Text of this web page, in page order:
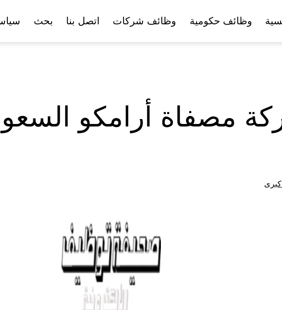
وظائف حكومية وظائف شركات اتصل بنا بحث
مصفاة أرامكو